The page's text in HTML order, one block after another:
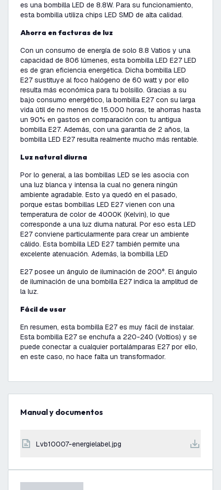
es una bombilla LED de 8.8W. Para su funcionamiento,
esta bombilla utiliza chips LED SMD de alta calidad.
Ahorra en facturas de luz
Con un consumo de energía de solo 8.8 Vatios y una
capacidad de 806 lúmenes, esta bombilla LED E27 LED
es de gran eficiencia energética. Dicha bombilla LED
E27 sustituye al foco halógeno de 60 watt y por ello
resulta más económica para tu bolsillo. Gracias a su
bajo consumo energético, la bombilla E27 con su larga
vida útil de no menos de 15.000 horas, te ahorras hasta
un 90% en gastos en comparación con tu antigua
bombilla E27. Además, con una garantía de 2 años, la
bombilla LED E27 resulta realmente mucho más rentable.
Luz natural diurna
Por lo general, a las bombillas LED se les asocia con
una luz blanca y intensa la cual no genera ningún
ambiente agradable. Esto ya quedó en el pasado,
porque estas bombillas LED E27 vienen con una
temperatura de color de 4000K (Kelvin), lo que
corresponde a una luz diurna natural. Por eso esta LED
E27 conviene particularmente para crear un ambiente
cálido. Esta bombilla LED E27 también permite una
excelente atenuación. Además, la bombilla LED
E27 posee un ángulo de iluminación de 200°. El ángulo
de iluminación de una bombilla E27 indica la amplitud de
la luz.
Fácil de usar
En resumen, esta bombilla E27 es muy fácil de instalar.
Esta bombilla E27 se enchufa a 220-240 (Voltios) y se
puede conectar a cualquier portalámparas E27 por ello,
en este caso, no hace falta un transformador.
Manual y documentos
lvb10007-energielabel.jpg